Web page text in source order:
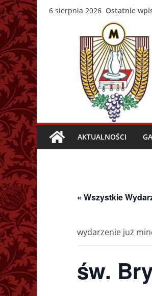
Przejdź
do
treści
6 sierpnia 2026 Ostatnie
AKTUALNOŚCI
« Wszystkie
wydarzenie już
św.